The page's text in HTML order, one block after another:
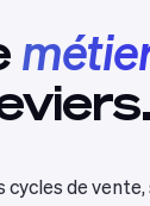
cycles de